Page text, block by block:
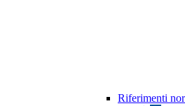
Riferimenti